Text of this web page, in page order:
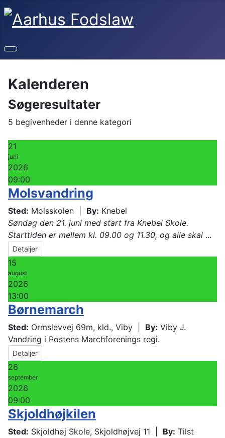
Kalenderen
Søgeresultater
5 begivenheder i denne kategori
21
juni
2026
09:00
Molsvandring
Sted: Molsskolen By: Knebel
Søndag den 21. juni med start fra Knebel Skole.
Starttiden er mellem kl. 09.00 og 11.30, og alle skal ...
Detaljer
15
august
2026
13:00
Børnemarch
Sted: Ormslevvej 69m, kld., Viby By: Viby J.
Vandring i Postens Marchforenings regi.
Detaljer
26
september
2026
09:00
Skjoldhøjkilen
Sted: Skjoldhøj Skole, Skjoldhøjvej 11 By: Tilst